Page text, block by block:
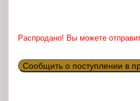
Распродано! Вы можете
Сообщить о поступлении в